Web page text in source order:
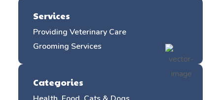
Services
Providing Veterinary Care
Grooming Services
Categories